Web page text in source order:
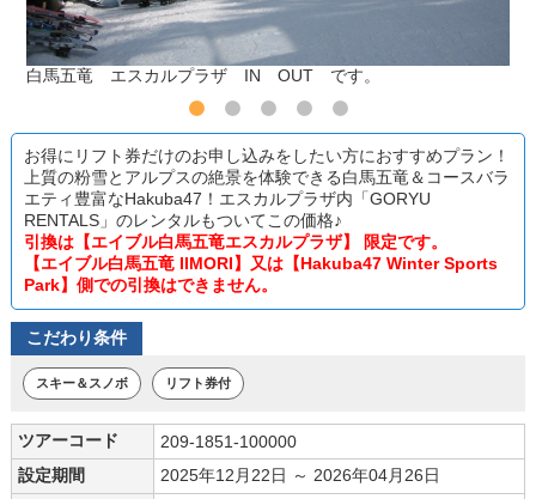
白馬五竜 エスカルプラザ IN OUT です。
お得にリフト券だけのお申し込みをしたい方におすすめプラン！
上質の粉雪とアルプスの絶景を体験できる白馬五竜＆コースバラ
エティ豊富なHakuba47！エスカルプラザ内「GORYU
RENTALS」のレンタルもついてこの価格♪
引換は【エイブル白馬五竜エスカルプラザ】 限定です。
【エイブル白馬五竜 IIMORI】又は【Hakuba47 Winter Sports
Park】側での引換はできません。
こだわり条件
スキー＆スノボ リフト券付
ツアーコード
209-1851-100000
設定期間
2025年12月22日 ～ 2026年04月26日